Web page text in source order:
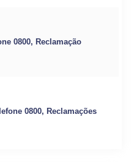
0800, Reclamação
0800, Reclamações